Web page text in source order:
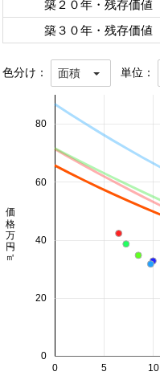
築２０年・残存価値
築３０年・残存価値
色分け： 面積 単位：
0 5 10
0
20
40
60
80
価格 万円/㎡